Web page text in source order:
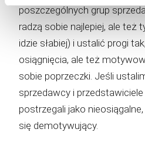
poszczególnych grup
radzą sobie najlepiej, ale też
idzie słabiej) i ustalić progi
osiągnięcia, ale też
sobie poprzeczki. Jeśli
sprzedawcy i
postrzegali jako
się demotywujący.